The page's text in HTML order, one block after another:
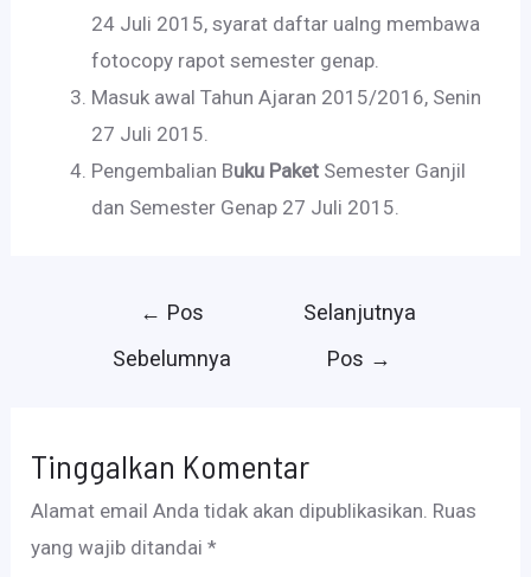
24 Juli 2015, syarat daftar ualng membawa
fotocopy rapot semester genap.
Masuk awal Tahun Ajaran 2015/2016, Senin
27 Juli 2015.
Pengembalian Buku Paket Semester Ganjil
dan Semester Genap 27 Juli 2015.
← Pos
Sebelumnya
Selanjutnya
Pos →
Tinggalkan Komentar
Alamat email Anda tidak akan dipublikasikan. Ruas
yang wajib ditandai*